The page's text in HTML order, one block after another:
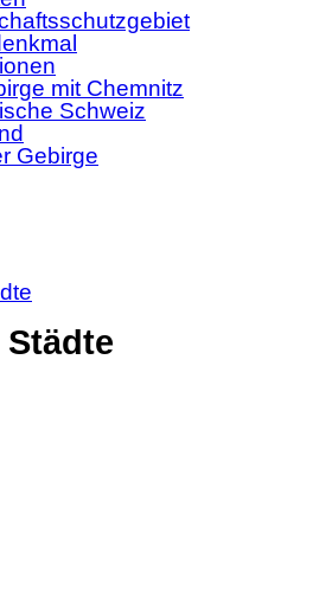
mit Chemnitz
Schweiz
Gebirge